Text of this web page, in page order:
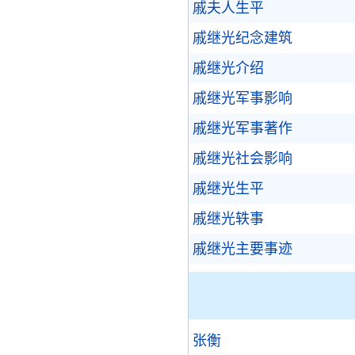
戚夫人生平
戚继光纪念建筑
戚继光介绍
戚继光军事影响
戚继光军事著作
戚继光社会影响
戚继光生平
戚继光轶事
戚继光主要事迹
张衡